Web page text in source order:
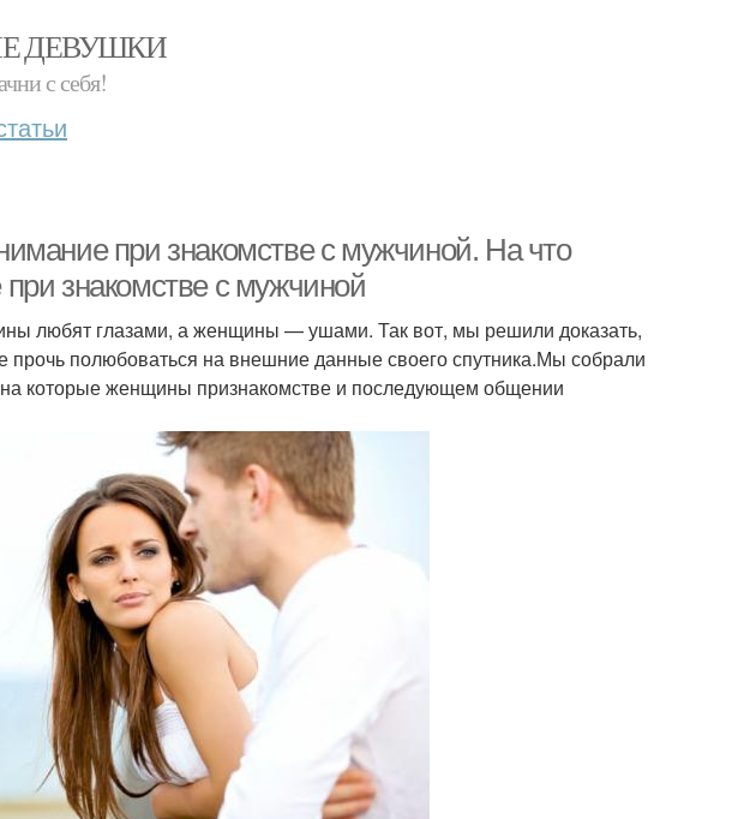
ДЕВУШКИ
с себя!
при знакомстве с мужчиной. На что
знакомстве с мужчиной
любят глазами, а женщины — ушами. Так вот, мы решили доказать,
прочь полюбоваться на внешние данные своего спутника.Мы собрали
которые женщины признакомстве и последующем общении